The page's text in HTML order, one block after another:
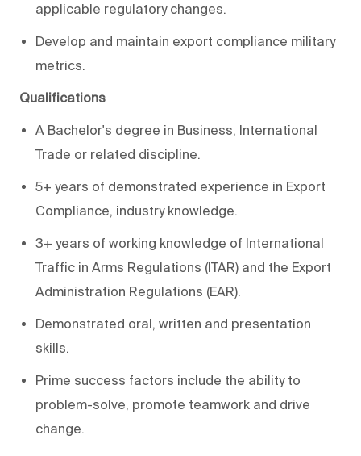
applicable regulatory changes.
Develop and maintain export compliance military
metrics.
Qualifications
A Bachelor's degree in Business, International
Trade or related discipline.
5+ years of demonstrated experience in Export
Compliance, industryknowledge.
3+ years of working knowledge of International
Traffic in Arms Regulations (ITAR) and the Export
Administration Regulations (EAR).
Demonstrated oral, written and presentation
skills.
Prime success factors include the ability to
problem-solve, promote teamwork and drive
change.